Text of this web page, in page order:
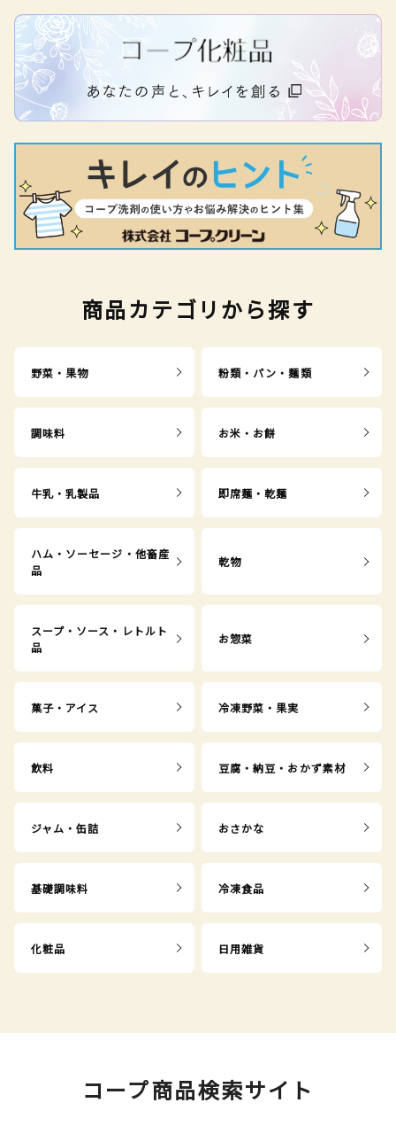
商品カテゴリから探す
野菜・果物 粉類・パン・麺類
調味料 お米・お餅
牛乳・乳製品 即席麺・乾麺
ハム・ソーセージ・他畜産
品
乾物
スープ・ソース・レトルト
品
お惣菜
菓子・アイス 冷凍野菜・果実
飲料 豆腐・納豆・おかず素材
ジャム・缶詰 おさかな
基礎調味料 冷凍食品
化粧品 日用雑貨
コープ商品検索サイト